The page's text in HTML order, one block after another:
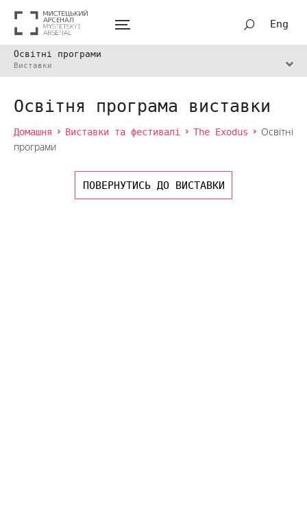
Eng
Освітні програми
Виставки
Освітня програма виставки
Домашня Виставки та фестивалі The Exodus
Освітні
програми
ПОВЕРНУТИСЬ ДО ВИСТАВКИ